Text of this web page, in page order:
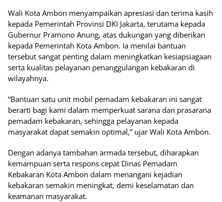
Wali Kota Ambon menyampaikan apresiasi dan terima kasih
kepada Pemerintah Provinsi DKI Jakarta, terutama kepada
Gubernur Pramono Anung, atas dukungan yang diberikan
kepada Pemerintah Kota Ambon. Ia menilai bantuan
tersebut sangat penting dalam meningkatkan kesiapsiagaan
serta kualitas pelayanan penanggulangan kebakaran di
wilayahnya.
“Bantuan satu unit mobil pemadam kebakaran ini sangat
berarti bagi kami dalam memperkuat sarana dan prasarana
pemadam kebakaran, sehingga pelayanan kepada
masyarakat dapat semakin optimal,” ujar Wali Kota Ambon.
Dengan adanya tambahan armada tersebut, diharapkan
kemampuan serta respons cepat Dinas Pemadam
Kebakaran Kota Ambon dalam menangani kejadian
kebakaran semakin meningkat, demi keselamatan dan
keamanan masyarakat.